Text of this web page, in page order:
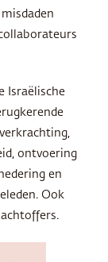
Israëlische
ontvoering
en
Ook